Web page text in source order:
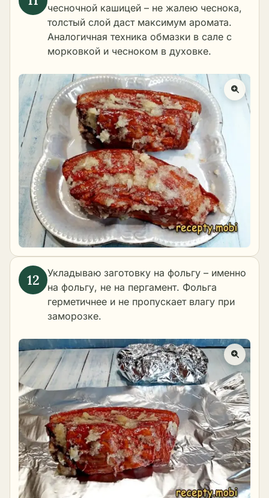
чесночной кашицей – не жалею чеснока,
толстый слой даст максимум аромата.
Аналогичная техника обмазки в сале с
морковкой и чесноком в духовке.
Укладываю заготовку на фольгу – именно
на фольгу, не на пергамент. Фольга
герметичнее и не пропускает влагу при
заморозке.